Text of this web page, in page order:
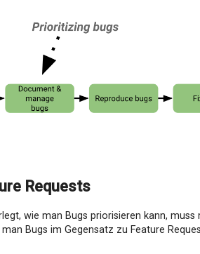
Requests
wie man Bugs priorisieren kann, muss
Bugs im Gegensatz zu Feature